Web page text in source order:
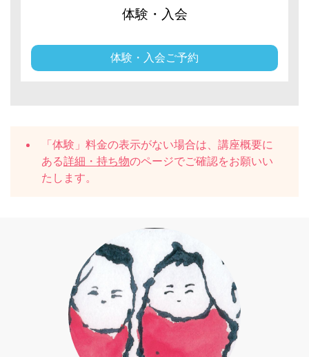
体験・入会
体験・入会ご予約
「体験」料金の表示がない場合は、講座概要に
ある詳細・持ち物のページでご確認をお願いい
たします。